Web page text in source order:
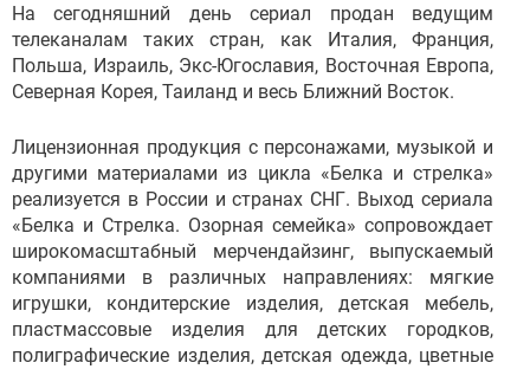
На сегодняшний день сериал продан ведущим
телеканалам таких стран, как Италия, Франция,
Польша, Израиль, Экс-Югославия, Восточная Европа,
Северная Корея, Таиланд и весь Ближний Восток.
Лицензионная продукция с персонажами, музыкой и
другими материалами из цикла «Белка и стрелка»
реализуется в России и странах СНГ. Выход сериала
«Белка и Стрелка. Озорная семейка» сопровождает
широкомасштабный мерчендайзинг, выпускаемый
компаниями в различных направлениях: мягкие
игрушки, кондитерские изделия, детская мебель,
пластмассовые изделия для детских городков,
полиграфические изделия, детская одежда, цветные